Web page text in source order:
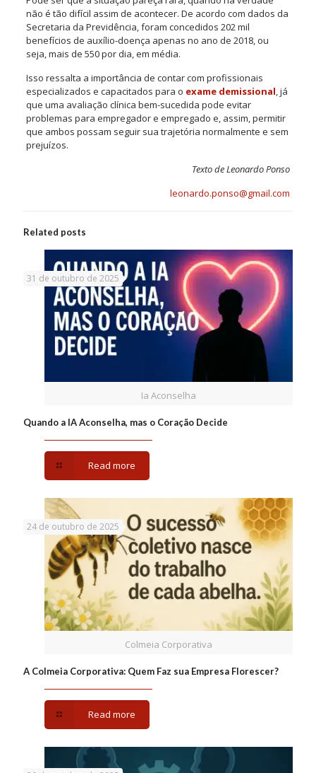
não é tão difícil assim de acontecer. De acordo com dados da
Secretaria da Previdência, foram concedidos 202 mil
benefícios de auxílio-doença apenas no ano de 2018, ou
seja, mais de 550 por dia, em média.
Isso ressalta a importância de contar com profissionais
especializados e capacitados para o exame demissional, já
que uma avaliação clínica bem-sucedida pode evitar
problemas para empregador e empregado e, assim, permitir
que ambos possam seguir sua trajetória normalmente e sem
prejuízos.
Texto de Leonardo Ponso
leonardo.ponso@gmail.com
Related posts
Ia Aconselha
31 de outubro de 2025
Quando a IA Aconselha, mas o Coração Decide
Read more
Colmeia Corporativa
24 de outubro de 2025
A Colmeia Corporativa: Quem Faz sua Empresa Florescer?
Read more